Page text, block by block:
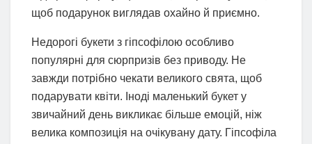
щоб подарунок виглядав охайно й приємно.
Недорогі букети з гіпсофілою особливо
популярні для сюрпризів без приводу. Не
завжди потрібно чекати великого свята, щоб
подарувати квіти. Іноді маленький букет у
звичайний день викликає більше емоцій, ніж
велика композиція на очікувану дату. Гіпсофіла